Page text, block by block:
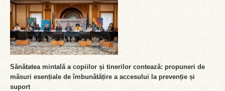
Sănătatea mintală a copiilor și tinerilor contează: propuneri de
măsuri esențiale de îmbunătățire a accesului la prevenție și
suport